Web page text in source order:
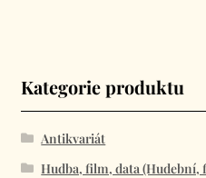
Kategorie produktu
Antikvariát
Hudba, film, data (Hudební,